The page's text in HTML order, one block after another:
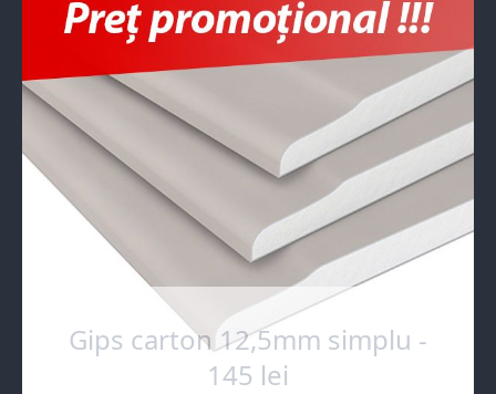
Gips carton 12,5mm simplu -
145 lei